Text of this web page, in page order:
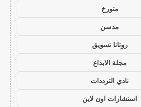
متورخ
مدسن
روتانا تسويق
مجلة الابداع
نادي الترددات
استشارات اون لاين